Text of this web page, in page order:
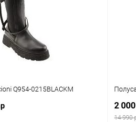
Q954-0215BLACKM
2
14 990